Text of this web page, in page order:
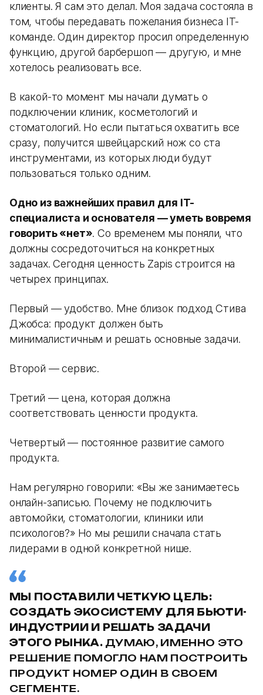
клиенты. Я сам это делал. Моя задача состояла в
том, чтобы передавать пожелания бизнеса IT-
команде. Один директор просил определенную
функцию, другой барбершоп — другую, и мне
хотелось реализовать все.
В какой-то момент мы начали думать о
подключении клиник, косметологий и
стоматологий. Но если пытаться охватить все
сразу, получится швейцарский нож со ста
инструментами, из которых люди будут
пользоваться только одним.
Одно из важнейших правил для IT-
специалиста и основателя — уметь вовремя
говорить «нет». Со временем мы поняли, что
должны сосредоточиться на конкретных
задачах. Сегодня ценность Zapis строится на
четырех принципах.
Первый — удобство. Мне близок подход Стива
Джобса: продукт должен быть
минималистичным и решать основные задачи.
Второй — сервис.
Третий — цена, которая должна
соответствовать ценности продукта.
Четвертый — постоянное развитие самого
продукта.
Нам регулярно говорили: «Вы же занимаетесь
онлайн-записью. Почему не подключить
автомойки, стоматологии, клиники или
психологов?» Но мы решили сначала стать
лидерами в одной конкретной нише.
МЫ ПОСТАВИЛИ ЧЕТКУЮ ЦЕЛЬ:
СОЗДАТЬ ЭКОСИСТЕМУ ДЛЯ БЬЮТИ-
ИНДУСТРИИ И РЕШАТЬ ЗАДАЧИ
ЭТОГО РЫНКА. ДУМАЮ, ИМЕННО ЭТО
РЕШЕНИЕ ПОМОГЛО НАМ ПОСТРОИТЬ
ПРОДУКТ НОМЕР ОДИН В СВОЕМ
СЕГМЕНТЕ.